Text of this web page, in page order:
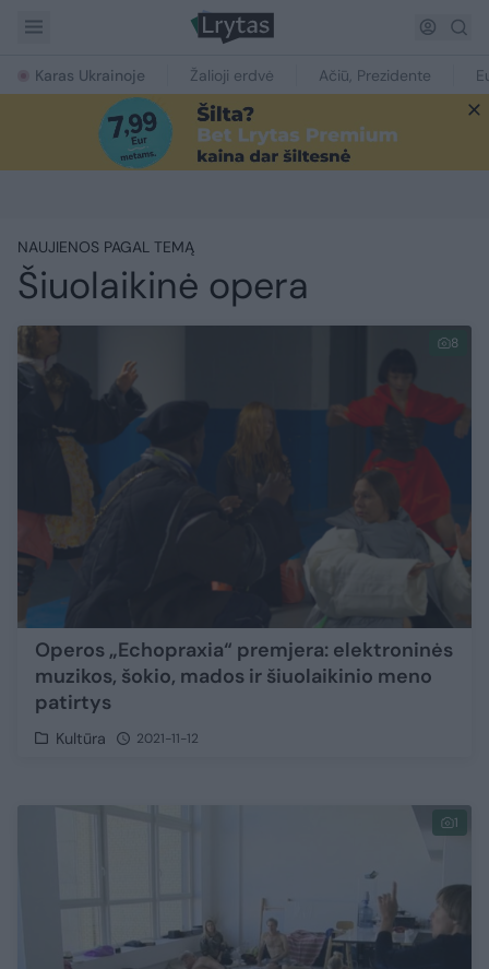
Karas Ukrainoje Žalioji erdvė Ačiū, Prezidente
NAUJIENOS PAGAL TEMĄ
Šiuolaikinė opera
8
Operos „Echopraxia“ premjera: elektroninės
muzikos, šokio, mados ir šiuolaikinio meno
patirtys
Kultūra 2021-11-12
1